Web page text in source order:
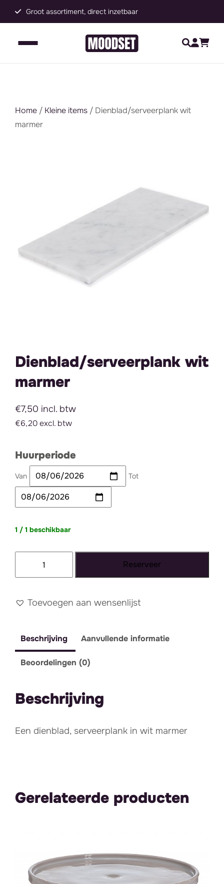
Groot assortiment, direct inzetbaar
Home / Kleine items / Dienblad/serveerplank wit
marmer
Dienblad/serveerplank wit
marmer
€7,50 incl. btw
€6,20 excl. btw
Huurperiode
Van Tot
1 / 1 beschikbaar
aantal
Reserveer
Toevoegen aan wensenlijst
Beschrijving Aanvullende informatie
Beoordelingen (0)
Beschrijving
Een dienblad, serveerplank in wit marmer
Gerelateerde producten